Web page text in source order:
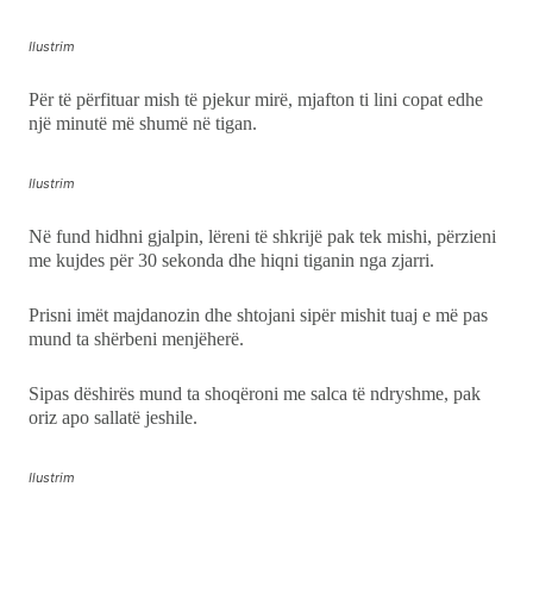
Ilustrim
Për të përfituar mish të pjekur mirë, mjafton ti lini copat edhe
një minutë më shumë në tigan.
Ilustrim
Në fund hidhni gjalpin, lëreni të shkrijë pak tek mishi, përzieni
me kujdes për 30 sekonda dhe hiqni tiganin nga zjarri.
Prisni imët majdanozin dhe shtojani sipër mishit tuaj e më pas
mund ta shërbeni menjëherë.
Sipas dëshirës mund ta shoqëroni me salca të ndryshme, pak
oriz apo sallatë jeshile.
Ilustrim